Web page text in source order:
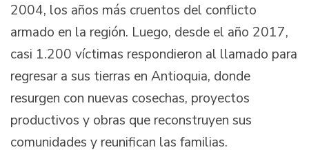
2004, los años más cruentos del conflicto
armado en la región. Luego, desde el año 2017,
casi 1.200 víctimas respondieron al llamado para
regresar a sus tierras en Antioquia, donde
resurgen con nuevas cosechas, proyectos
productivos y obras que reconstruyen sus
comunidades y reunifican las familias.